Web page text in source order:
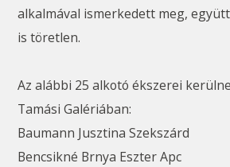
alkalmával ismerkedett meg,
is töretlen.
Az alábbi 25 alkotó ékszerei
Tamási Galériában:
Baumann Jusztina Szekszárd
Bencsikné Brnya Eszter Apc